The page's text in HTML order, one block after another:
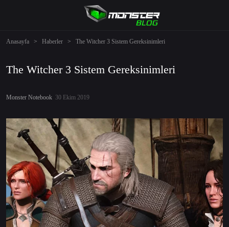
Anasayfa > Haberler > The Witcher 3 Sistem Gereksinimleri
The Witcher 3 Sistem Gereksinimleri
Monster Notebook 30 Ekim 2019